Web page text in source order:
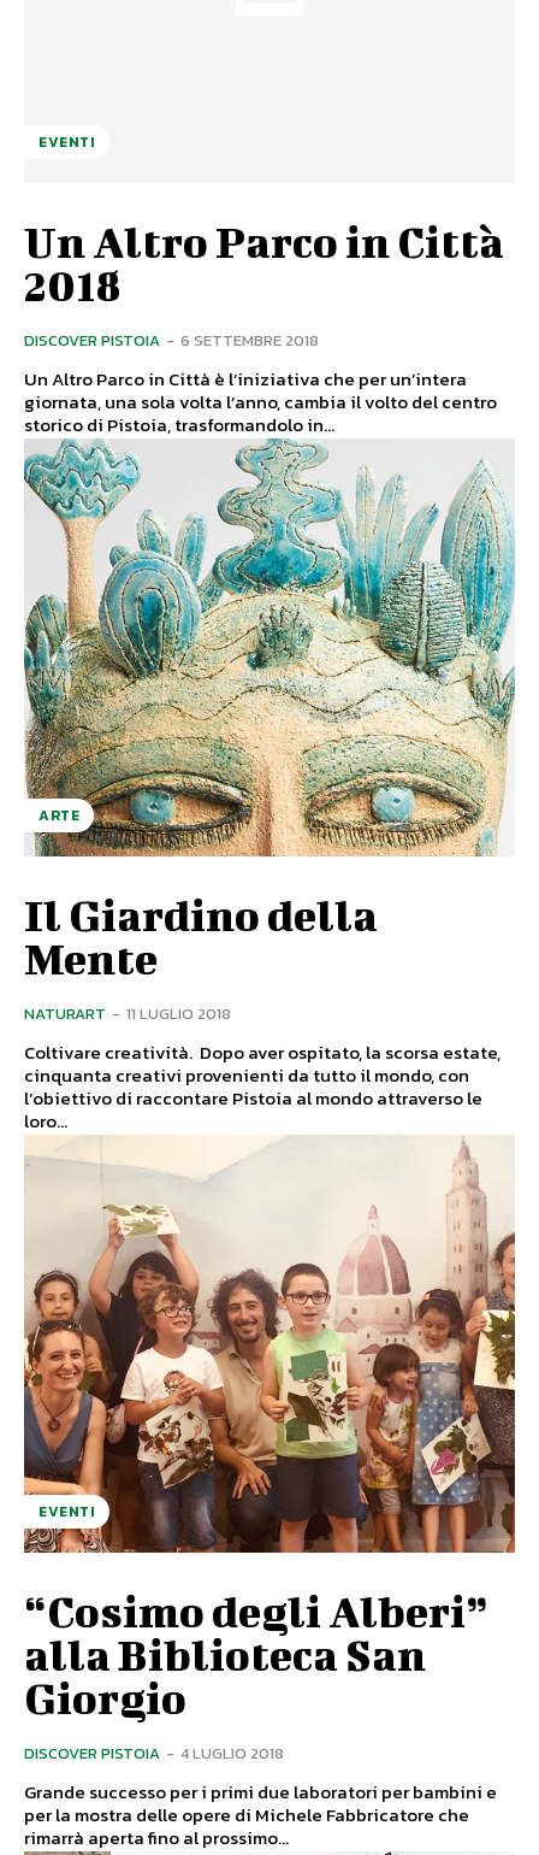
EVENTI
Un Altro Parco in Città
2018
DISCOVER PISTOIA - 6 SETTEMBRE 2018
Un Altro Parco in Città è l’iniziativa che per un’intera
giornata, una sola volta l’anno, cambia il volto del centro
storico di Pistoia, trasformandolo in...
ARTE
Il Giardino della
Mente
NATURART - 11 LUGLIO 2018
Coltivare creatività. Dopo aver ospitato, la scorsa estate,
cinquanta creativi provenienti da tutto il mondo, con
l’obiettivo di raccontare Pistoia al mondo attraverso le
loro...
EVENTI
“Cosimo degli Alberi”
alla Biblioteca San
Giorgio
DISCOVER PISTOIA - 4 LUGLIO 2018
Grande successo per i primi due laboratori per bambini e
per la mostra delle opere di Michele Fabbricatore che
rimarrà aperta fino al prossimo...